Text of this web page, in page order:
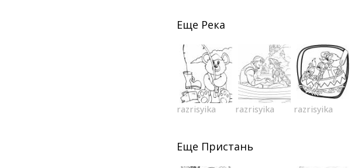
Еще Река
razrisyika razrisyika razrisyika
Еще Пристань